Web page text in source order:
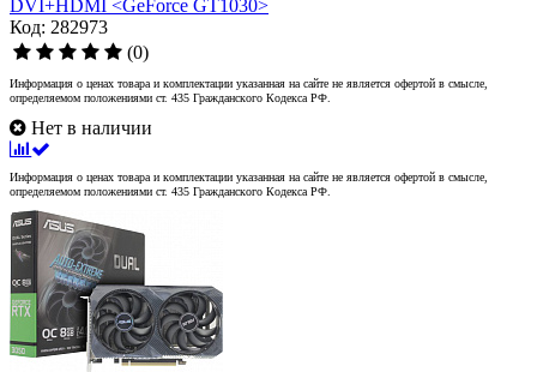
DVI+HDMI <GeForce GT1030>
Код: 282973
(0)
Информация о ценах товара и комплектации указанная на сайте не является офертой в смысле,
определяемом положениями ст. 435 Гражданского Кодекса РФ.
Нет в наличии
Информация о ценах товара и комплектации указанная на сайте не является офертой в смысле,
определяемом положениями ст. 435 Гражданского Кодекса РФ.